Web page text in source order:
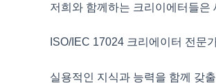
저희와 함께하는 크리이에터들은
ISO/IEC 17024 크리에이터 전문
실용적인 지식과 능력을 함께 갖